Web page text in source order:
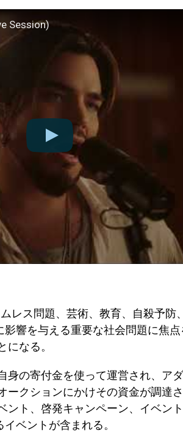
Session)
レス問題、芸術、教育、自殺予防
影響を与える重要な社会問題に焦
なる。
身の寄付金を使って運営され、ア
ークションにかけその資金が調達
ント、啓発キャンペーン、イベン
ベントが含まれる。